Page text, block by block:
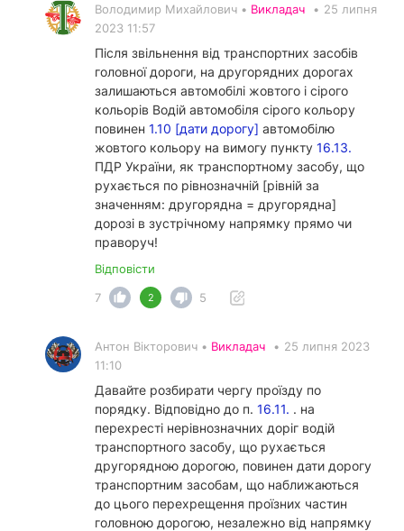
Володимир Михайлович • Викладач • 25 липня
2023 11:57
Після звільнення від транспортних засобів
головної дороги, на другорядних дорогах
залишаються автомобілі жовтого і сірого
кольорів Водій автомобіля сірого кольору
повинен 1.10 [дати дорогу] автомобілю
жовтого кольору на вимогу пункту 16.13.
ПДР України, як транспортному засобу, що
рухається по рівнозначній [рівній за
значенням: другорядна = другорядна]
дорозі в зустрічному напрямку прямо чи
праворуч!
Відповісти
7
2 5
Антон Вікторович • Викладач • 25 липня 2023
11:10
Давайте розбирати чергу проїзду по
порядку. Відповідно до п. 16.11. . на
перехресті нерівнозначних доріг водій
транспортного засобу, що рухається
другорядною дорогою, повинен дати дорогу
транспортним засобам, що наближаються
до цього перехрещення проїзних частин
головною дорогою, незалежно від напрямку